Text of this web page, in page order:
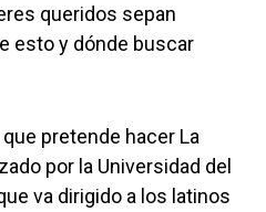
queridos sepan
esto y dónde buscar
pretende hacer La
por la Universidad del
va dirigido a los latinos